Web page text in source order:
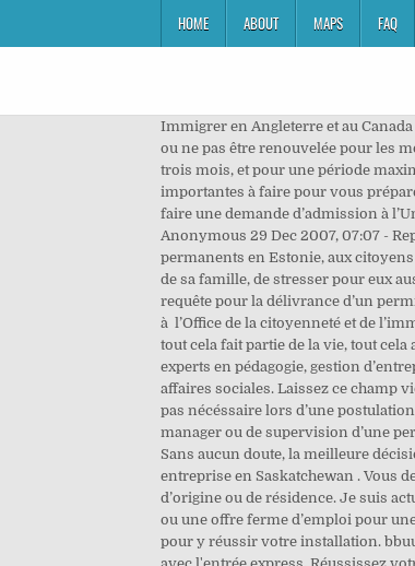
HOME ABOUT MAPS FAQ
Immigrer en Angleterre et au Canada via votre Profession et vos Diplômes. Une carte bleue peut être refusée pour les motifs suivants: Une carte bleue peut être retirée ou ne pas être renouvelée pour les motifs suivants: Une carte bleue européenne est accordée pour une période correspondant à la durée de votre contrat de travail plus trois mois, et pour une période maximale de deux ans et trois mois, renouvelable pour une période maximale de quatre ans et trois mois. Apprendre les choses importantes à faire pour vous préparer à une nouvelle vie en Saskatchewan. Pour ceux qui voudraient immigrer au Canada en tant qu’étudiants, voici une occasion de faire une demande d’admission à l’Université de la Colombie-Britannique et d’étudier en tant qu’étudiant de premier cycle pour l’année universitaire 2021-2022. Anonymous 29 Dec 2007, 07:07 - Report. Ce quota ne s’applique pas aux Estoniens de souche, à certains membres de la famille et aux conjoints de résidents permanents en Estonie, aux citoyens des États-Unis d’Amérique et du Japon, ni dans certains autres cas. En plus du stress normal de la vie, il y a le fait d’être éloignée de sa famille, de stresser pour eux aussi. Un étranger qui postule pour la première fois quant à l’obtention d’un permis de résidence doit généralement déposer une requête pour la délivrance d’un permis de résidence à un bureau diplomatique ou consulaire d’Estonie a l’étranger. Vous pouvez demander une carte bleue européenne à l’Office de la citoyenneté et de l’immigration si vous séjournez légalement en Estonie ou si vous êtes titulaire d’une carte bleue délivrée par un autre pays de l’UE. Mais tout cela fait partie de la vie, tout cela aurait très bien pu m’arriver en France. experts de haut niveau en sciences naturelles et techniques et en protection de la santé; experts en pédagogie, gestion d’entreprise, administration, technologies de l’information et communication; experts dans le domaine du droit, de la culture et des affaires sociales. Laissez ce champ vide si vous êtes humain : Home; Mes catégories. Le consentement du fond d’assurance chomage d’Estonie et le concours ne sont pas nécéssaire lors d’une